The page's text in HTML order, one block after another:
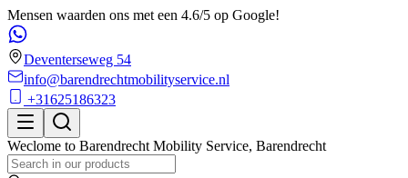
Mensen waarden ons met een 4.6/5 op Google!
Deventerseweg 54
info@barendrechtmobilityservice.nl
+31625186323
Weclome to Barendrecht Mobility Service, Barendrecht